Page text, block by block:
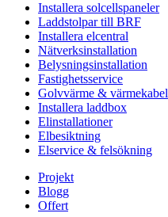
Installera solcellspaneler
Laddstolpar till BRF
Installera elcentral
Nätverksinstallation
Belysningsinstallation
Fastighetsservice
Golvvärme & värmekabel
Installera laddbox
Elinstallationer
Elbesiktning
Elservice & felsökning
Projekt
Blogg
Offert